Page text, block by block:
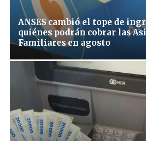
ANSES cambió el tope de
quiénes podrán cobrar las
Familiares en agosto